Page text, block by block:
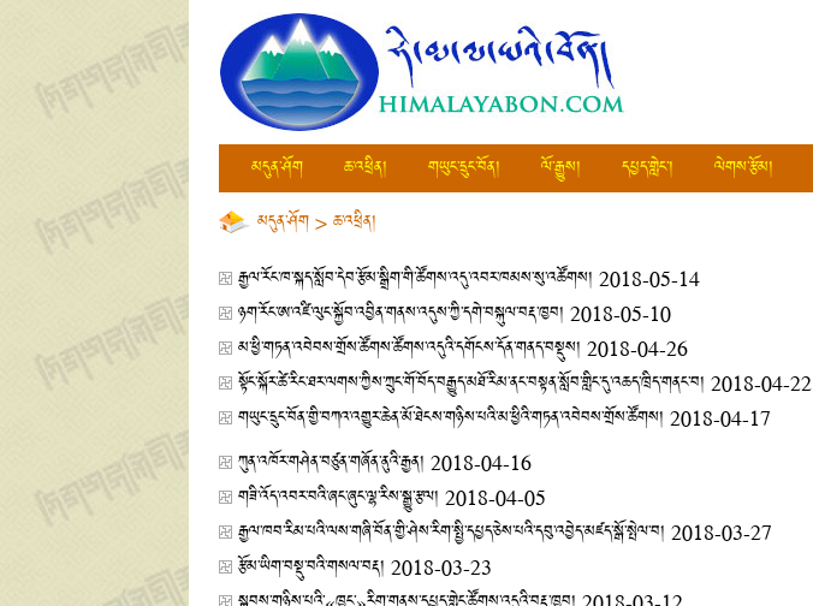
མདུན་ཤོག
ཆ་འཕྲིན། གཡུང་དྲུང་བོན། ལོ་རྒྱུས། དཔྱད་གླེང་། ལེགས་རྩོམ།
མདུན་ཤོག>ཆ་འཕྲིན།
རྒྱལ་རོང་ཁ་སྐད་སློབ་དེབ་རྩོམ་སྒྲིག་གི་ཚོགས་འདུ་འབར་ཁམས་སུ་འཚོགས། 2018-05-14
ཉག་རོང་ཨ་འཛི་ལུང་སྐྱོབ་འབྱིན་གནས་འདུས་ཀྱི་དགེ་བསྐུལ་བརྡ་ཁྱབ། 2018-05-10
མ་ཕྱི་གཏན་འབེབས་གྲོས་ཚོགས་ཚོགས་འདུའི་དགོངས་དོན་གནད་བསྡུས། 2018-04-26
སྟོང་སྐོར་ཚེ་རིང་ཐར་ལགས་ཀྱིས་ཀྲུང་གོ་བོད་བརྒྱུད་མཐོ་རིམ་ནང་བསྟན་སློབ་གླིང་དུ་འཆད་ཁྲིད་གནང་བ། 2018-04-22
གཡུང་དྲུང་བོན་གྱི་བཀའ་འགྱུར་ཆེན་མོ་ཐེངས་གཉིས་པའི་མ་ཕྱིའི་གཏན་འབེབས་གྲོས་ཚོགས། 2018-04-17
ཀུན་འཁོར་གཤེན་བཙུན་གཞོན་ནུའི་རྒྱན། 2018-04-16
གཟི་འོད་འབར་བའི་ཞང་ཞུང་ལྷ་རིས་སྒྱུ་རྩལ། 2018-04-05
རྒྱལ་ཁབ་རིམ་པའི་ལས་གཞི་བོན་གྱི་ཤེས་རིག་སྤྱི་དཔྱད་ཅེས་པའི་དབུ་འབྱེད་མཛད་སྒོ་སྤེལ་བ། 2018-03-27
རྩོམ་ཡིག་བསྡུ་བའི་གསལ་བརྡ། 2018-03-23